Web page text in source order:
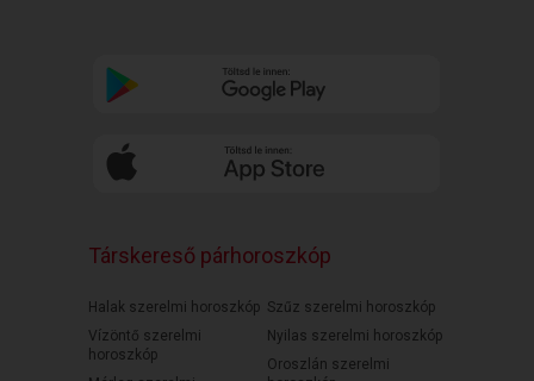
Társkereső párhoroszkóp
Halak szerelmi horoszkóp
Vízöntő szerelmi
horoszkóp
Szűz szerelmi horoszkóp
Nyilas szerelmi horoszkóp
Oroszlán szerelmi